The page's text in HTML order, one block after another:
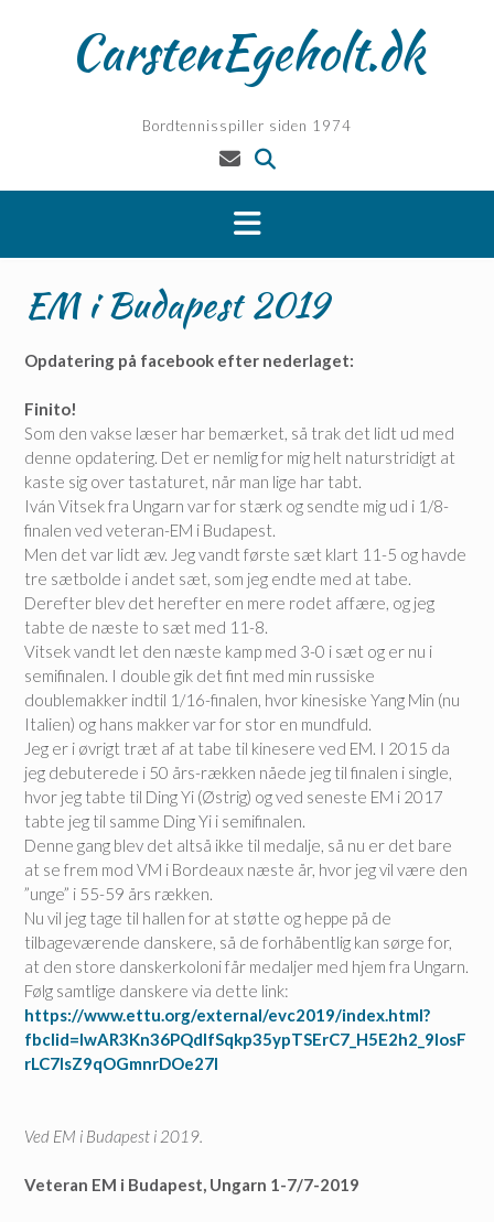
CarstenEgeholt.dk
Bordtennisspiller siden 1974
EM i Budapest 2019
Opdatering på facebook efter nederlaget:
Finito!
Som den vakse læser har bemærket, så trak det lidt ud med
denne opdatering. Det er nemlig for mig helt naturstridigt at
kaste sig over tastaturet, når man lige har tabt.
Iván Vitsek fra Ungarn var for stærk og sendte mig ud i 1/8-
finalen ved veteran-EM i Budapest.
Men det var lidt æv. Jeg vandt første sæt klart 11-5 og havde
tre sætbolde i andet sæt, som jeg endte med at tabe.
Derefter blev det herefter en mere rodet affære, og jeg
tabte de næste to sæt med 11-8.
Vitsek vandt let den næste kamp med 3-0 i sæt og er nu i
semifinalen. I double gik det fint med min russiske
doublemakker indtil 1/16-finalen, hvor kinesiske Yang Min (nu
Italien) og hans makker var for stor en mundfuld.
Jeg er i øvrigt træt af at tabe til kinesere ved EM. I 2015 da
jeg debuterede i 50 års-rækken nåede jeg til finalen i single,
hvor jeg tabte til Ding Yi (Østrig) og ved seneste EM i 2017
tabte jeg til samme Ding Yi i semifinalen.
Denne gang blev det altså ikke til medalje, så nu er det bare
at se frem mod VM i Bordeaux næste år, hvor jeg vil være den
”unge” i 55-59 års rækken.
Nu vil jeg tage til hallen for at støtte og heppe på de
tilbageværende danskere, så de forhåbentlig kan sørge for,
at den store danskerkoloni får medaljer med hjem fra Ungarn.
Følg samtlige danskere via dette link:
https://www.ettu.org/external/evc2019/index.html?
fbclid=IwAR3Kn36PQdIfSqkp35ypTSErC7_H5E2h2_9IosF
rLC7IsZ9qOGmnrDOe27I
Ved EM i Budapest i 2019.
Veteran EM i Budapest, Ungarn 1-7/7-2019